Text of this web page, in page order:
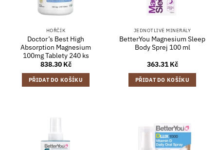
HOŘČÍK
Doctor’s Best High
Absorption Magnesium
100mg Tablety 240 ks
838.30 Kč
PŘIDAT DO KOŠÍKU
JEDNOTLIVÉ MINERÁLY
BetterYou Magnesium Sleep
Body Sprej 100 ml
363.31Kč
PŘIDAT DO KOŠÍKU